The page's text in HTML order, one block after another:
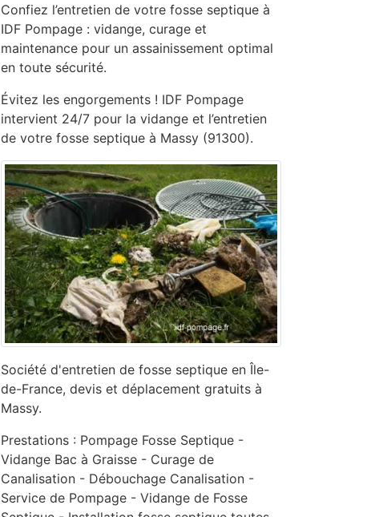
Confiez l’entretien de votre fosse septique à
IDF Pompage : vidange, curage et
maintenance pour un assainissement optimal
en toute sécurité.
Évitez les engorgements ! IDF Pompage
intervient 24/7 pour la vidange et l’entretien
de votre fosse septique à Massy (91300).
Société d'entretien de fosse septique en Île-
de-France, devis et déplacement gratuits à
Massy.
Prestations : Pompage Fosse Septique -
Vidange Bac à Graisse - Curage de
Canalisation - ‎Débouchage Canalisation -
‎Service de Pompage - ‎Vidange de Fosse